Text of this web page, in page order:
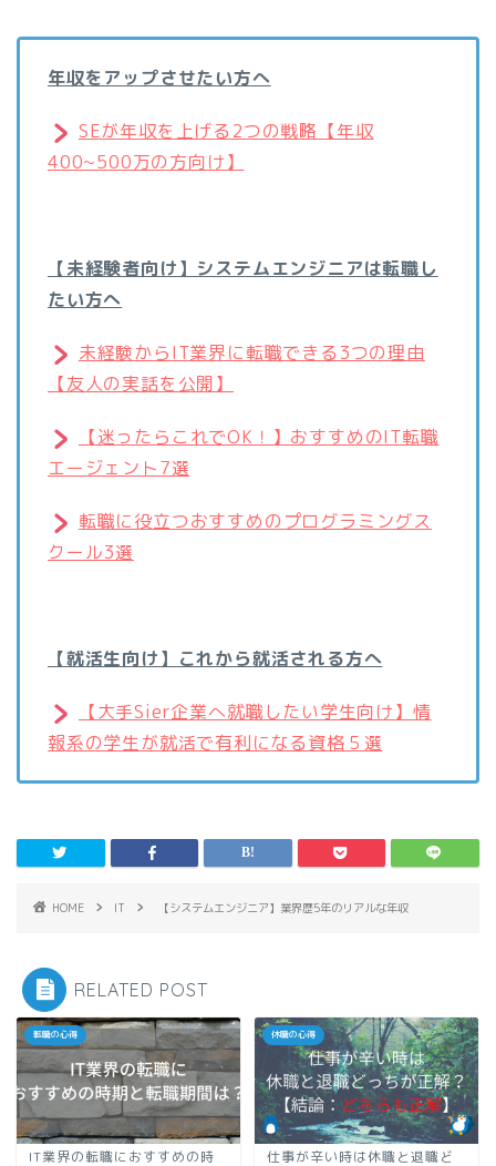
年収をアップさせたい方へ
SEが年収を上げる2つの戦略【年収
400~500万の方向け】
【未経験者向け】システムエンジニアは転職し
たい方へ
未経験からIT業界に転職できる3つの理由
【友人の実話を公開】
【迷ったらこれでOK！】おすすめのIT転職
エージェント7選
転職に役立つおすすめのプログラミングス
クール3選
【就活生向け】これから就活される方へ
【大手Sier企業へ就職したい学生向け】情
報系の学生が就活で有利になる資格５選
HOME IT 【システムエンジニア】業界歴5年のリアルな年収
RELATED POST
転職の心得
IT業界の転職におすすめの時
休職の心得
仕事が辛い時は休職と退職ど